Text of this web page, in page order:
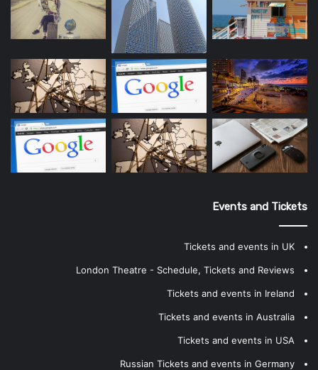
Events and Tickets
Tickets and events in UK
London Theatre - Schedule, Tickets and Reviews
Tickets and events in Ireland
Tickets and events in Australia
Tickets and events in USA
Russian Tickets and events in Germany